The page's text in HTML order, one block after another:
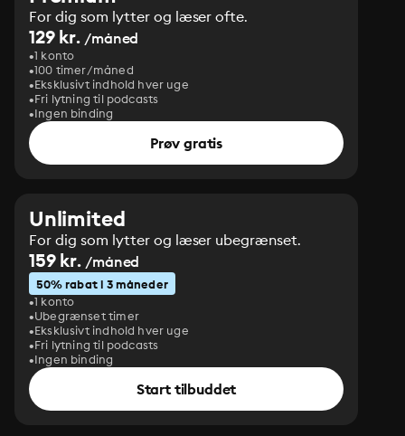
For dig som lytter og læser ofte.
129 kr. /måned
1 konto
100 timer/måned
Eksklusivt indhold hver uge
Fri lytning til podcasts
Ingen binding
Prøv gratis
Unlimited
For dig som lytter og læser ubegrænset.
159 kr. /måned
50% rabat i 3 måneder
1 konto
Ubegrænset timer
Eksklusivt indhold hver uge
Fri lytning til podcasts
Ingen binding
Start tilbuddet